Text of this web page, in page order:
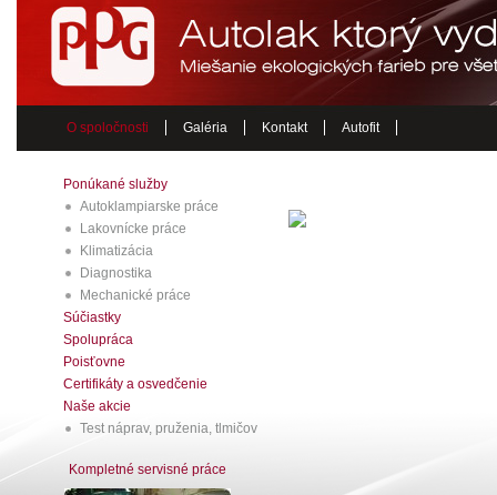
O spoločnosti Galéria Kontakt Autofit
Ponúkané služby
Autoklampiarske práce
Lakovnícke práce
Klimatizácia
Diagnostika
Mechanické práce
Súčiastky
Spolupráca
Poisťovne
Certifikáty a osvedčenie
Naše akcie
Test náprav, pruženia, tlmičov
Kompletné servisné práce